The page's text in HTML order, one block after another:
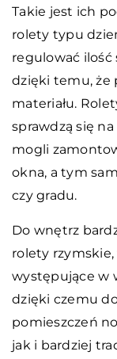
Takie jest ich
rolety typu
regulować ilość
dzięki temu, że
materiału.
sprawdzą się
mogli
okna, a tym
czy gradu.
Do wnętrz
rolety
występujące w
dzięki czemu
pomieszczeń
jak i bardziej